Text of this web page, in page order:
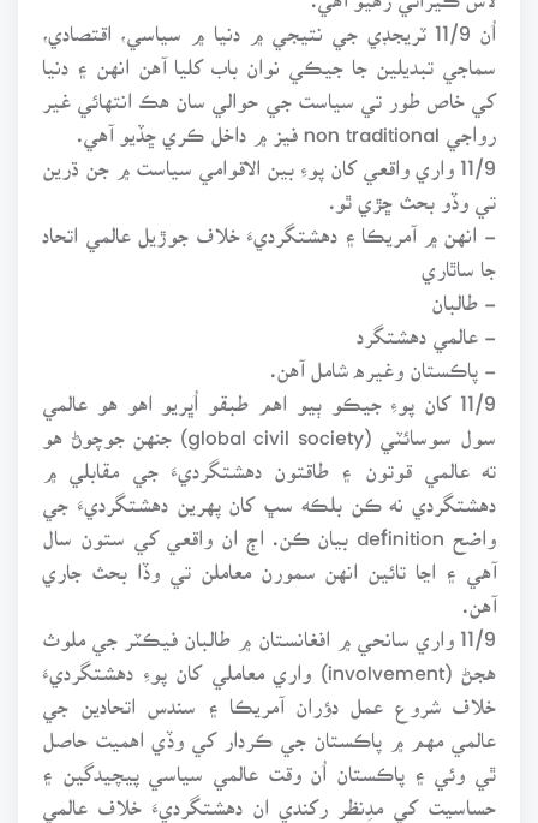
اُن 11/9 ٽريجڊي جي نتيجي ۾ دنيا ۾ سياسي، اقتصادي،
سماجي تبديلين جا جيڪي نوان باب کليا آهن انهن ۽ دنيا
کي خاص طور تي سياست جي حوالي سان هڪ انتهائي غير
رواجي non traditional فيز ۾ داخل ڪري ڇڏيو آهي.
11/9 واري واقعي کان پوءِ بين الاقوامي سياست ۾ جن ڌرين
تي وڏو بحث ڇڙي ٿو.
- انهن ۾ آمريڪا ۽ دهشتگرديءَ خلاف جوڙيل عالمي اتحاد
جا ساٿاري
- طالبان
- عالمي دهشتگرد
- پاڪستان وغيره شامل آهن.
11/9 کان پوءِ جيڪو ٻيو اهم طبقو اُڀريو اهو هو عالمي
سول سوسائٽي (global civil society) جنهن جوچوڻ هو
ته عالمي قوتون ۽ طاقتون دهشتگرديءَ جي مقابلي ۾
دهشتگردي نه ڪن بلڪه سڀ کان پهرين دهشتگرديءَ جي
واضح definition بيان ڪن. اڄ ان واقعي کي ستون سال
آهي ۽ اڃا تائين انهن سمورن معاملن تي وڏا بحث جاري
آهن.
11/9 واري سانحي ۾ افغانستان ۾ طالبان فيڪٽر جي ملوث
هجڻ (involvement) واري معاملي کان پوءِ دهشتگرديءَ
خلاف شروع عمل دؤران آمريڪا ۽ سندس اتحادين جي
عالمي مهم ۾ پاڪستان جي ڪردار کي وڏي اهميت حاصل
ٿي وئي ۽ پاڪستان اُن وقت عالمي سياسي پيچيدگين ۽
حساسيت کي مدِنظر رکندي ان دهشتگرديءَ خلاف عالمي